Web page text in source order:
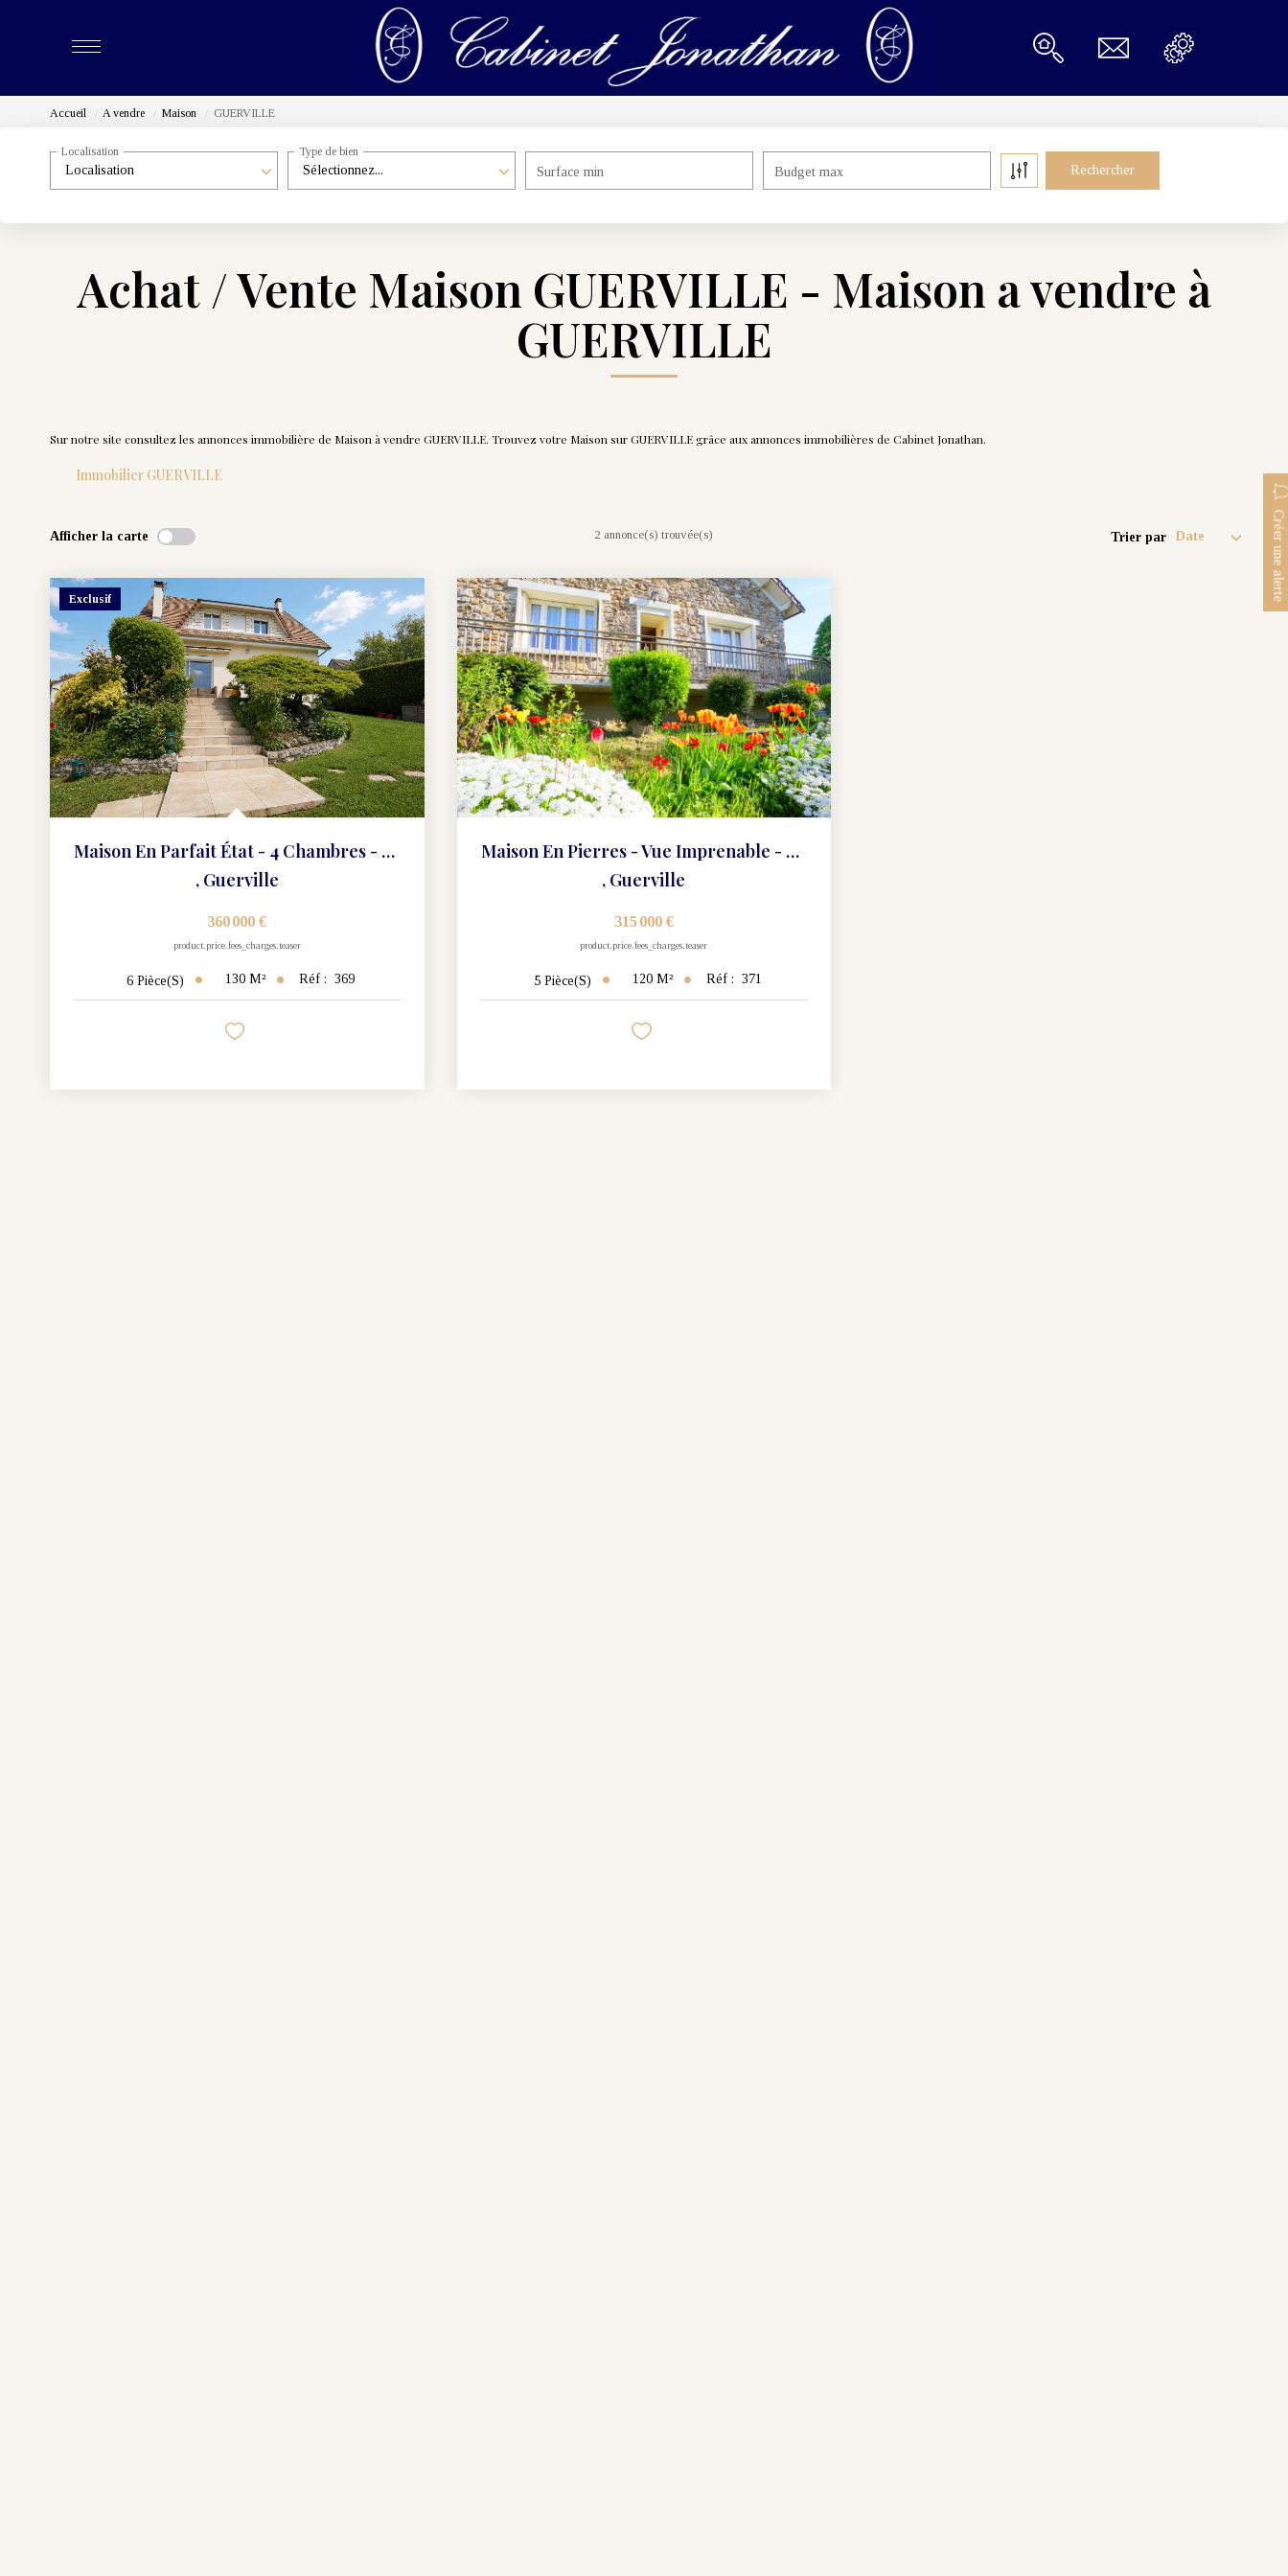
Accueil A vendre Maison GUERVILLE
Localisation
Localisation
Sélectionnez...
Type de bien
Surface min Budget max
Achat / Vente Maison GUERVILLE - Maison a vendre à
GUERVILLE
Sur notre site consultez les annonces immobilière de Maison à vendre GUERVILLE. Trouvez votre Maison sur GUERVILLE grâce aux annonces immobilières de Cabinet Jonathan.
Immobilier GUERVILLE
Créer une alerte
Afficher la carte 2 annonce(s) trouvée(s) Trier par
Exclusif
Maison En Parfait État - 4 Chambres - 130 M2
, Guerville
360 000 €
product.price.fees_charges.teaser
6Pièce(s) 130M² Réf : 369
Maison En Pierres - Vue Imprenable - 4 Chambres - 120 M2
, Guerville
315 000 €
product.price.fees_charges.teaser
5 Pièce(s) 120 M² Réf : 371